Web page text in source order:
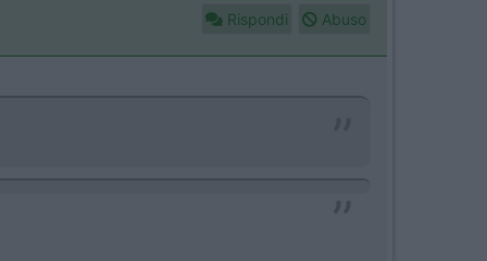
Rispondi Abuso